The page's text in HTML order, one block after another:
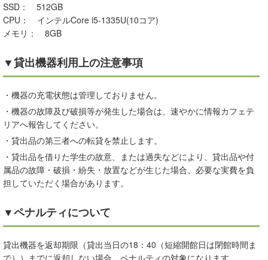
SSD： 512GB
CPU： インテルCore i5-1335U(10コア)
メモリ： 8GB
▼貸出機器利用上の注意事項
・機器の充電状態は管理しておりません。
・機器の故障及び破損等が発生した場合は、速やかに情報カフェテ
リアへ報告してください。
・貸出品の第三者への転貸を禁止します。
・貸出品を借りた学生の故意、または過失などにより、貸出品や付
属品の故障・破損・紛失・放置などが生じた場合、必要な実費を負
担していただく場合があります。
▼ペナルティについて
貸出機器を返却期限（貸出当日の18：40（短縮開館日は閉館時間ま
で））までに返却しない場合、ペナルティの対象になります。